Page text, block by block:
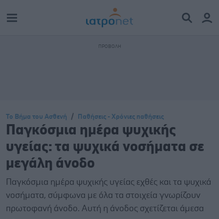
Το Βήμα του Ασθενή Παθήσεις - Χρόνιες παθήσεις
Παγκόσμια ημέρα ψυχικής
υγείας: τα ψυχικά νοσήματα σε
μεγάλη άνοδο
Παγκόσμια ημέρα ψυχικής υγείας εχθές και τα ψυχικά
νοσήματα, σύμφωνα με όλα τα στοιχεία γνωρίζουν
πρωτοφανή άνοδο. Αυτή η άνοδος σχετίζεται άμεσα